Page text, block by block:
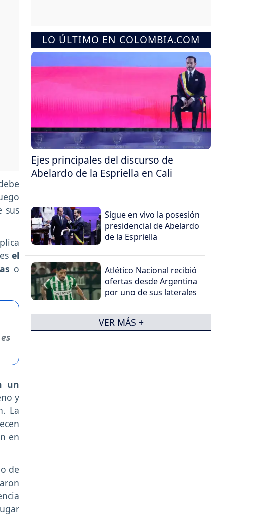
sus
el
o
un
y
La
en
de
LO ÚLTIMO EN COLOMBIA.COM
Ejes principales del discurso de
Abelardo de la Espriella en Cali
Sigue en vivo la posesión
presidencial de Abelardo
de la Espriella
Atlético Nacional recibió
ofertas desde Argentina
por uno de sus laterales
VER MÁS +